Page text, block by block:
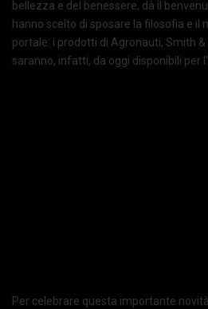
bellezza e del benessere, dà il
hanno scelto di sposare la filosofia e il
portale: i prodotti di Agronauti, Smith
saranno, infatti, da oggi disponibili per
Per celebrare questa importante